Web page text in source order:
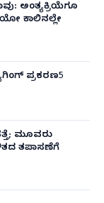
ಅಂತ್ಯಕ್ರಿಯೆಗೂ
ಕಾಲಿನಲ್ಲೇ
ಪ್ರಕರಣ5
ಮೂವರು
ತಪಾಸಣೆಗೆ